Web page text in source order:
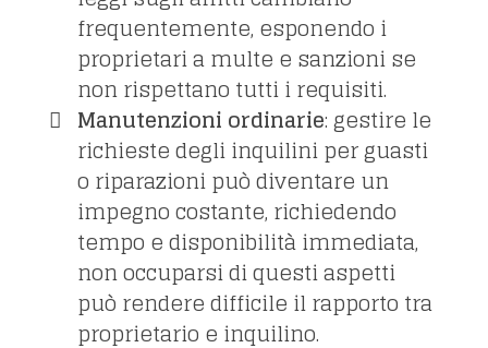
frequentemente, esponendo i
proprietari a multe e sanzioni se
non rispettano tutti i requisiti.
Manutenzioni ordinarie: gestire le
richieste degli inquilini per guasti
o riparazioni può diventare un
impegno costante, richiedendo
tempo e disponibilità immediata,
non occuparsi di questi aspetti
può rendere difficile il rapporto tra
proprietario e inquilino.